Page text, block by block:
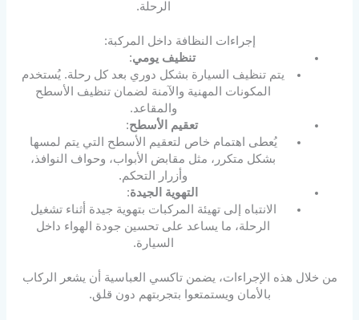
الرحلة.
إجراءات النظافة داخل المركبة:
تنظيف يومي:
يتم تنظيف السيارة بشكل دوري بعد كل رحلة. يُستخدم
المكونات المهنية والآمنة لضمان تنظيف الأسطح
والمقاعد.
تعقيم الأسطح:
يُعطى اهتمام خاص لتعقيم الأسطح التي يتم لمسها
بشكل متكرر، مثل مقابض الأبواب، وحواف النوافذ،
وأزرار التحكم.
التهوية الجيدة:
الانتباه إلى تهيئة المركبات بتهوية جيدة أثناء تشغيل
الرحلة، ما يساعد على تحسين جودة الهواء داخل
السيارة.
من خلال هذه الإجراءات، يضمن تاكسي العباسية أن يشعر الركاب
بالأمان ويستمتعوا بتجربتهم دون قلق.